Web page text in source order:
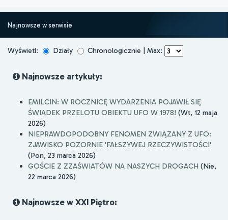
Najnowsze w serwisie
Wyświetl: Działy Chronologicznie | Max:
Najnowsze artykuły:
EMILCIN: W ROCZNICĘ WYDARZENIA POJAWIŁ SIĘ
ŚWIADEK PRZELOTU OBIEKTU UFO W 1978! (Wt, 12 maja
2026)
NIEPRAWDOPODOBNY FENOMEN ZWIĄZANY Z UFO:
ZJAWISKO POZORNIE 'FAŁSZYWEJ RZECZYWISTOŚCI'
(Pon, 23 marca 2026)
GOŚCIE Z ZZAŚWIATÓW NA NASZYCH DROGACH (Nie,
22 marca 2026)
Najnowsze w XXI Piętro: